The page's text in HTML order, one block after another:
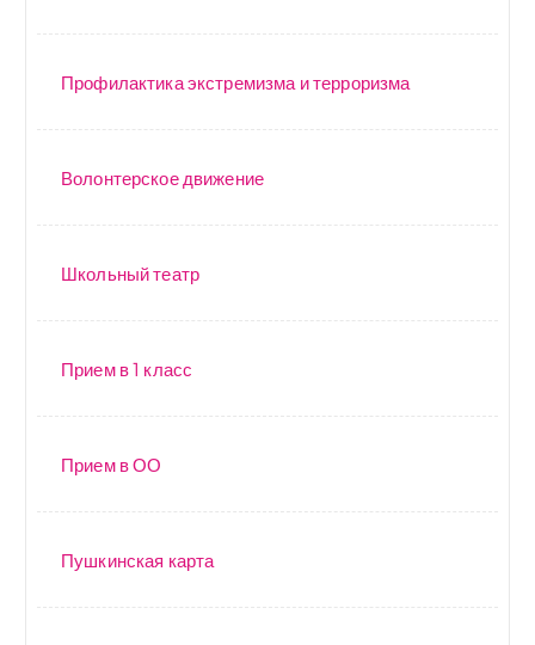
Профилактика экстремизма и терроризма
Волонтерское движение
Школьный театр
Прием в 1 класс
Прием в ОО
Пушкинская карта